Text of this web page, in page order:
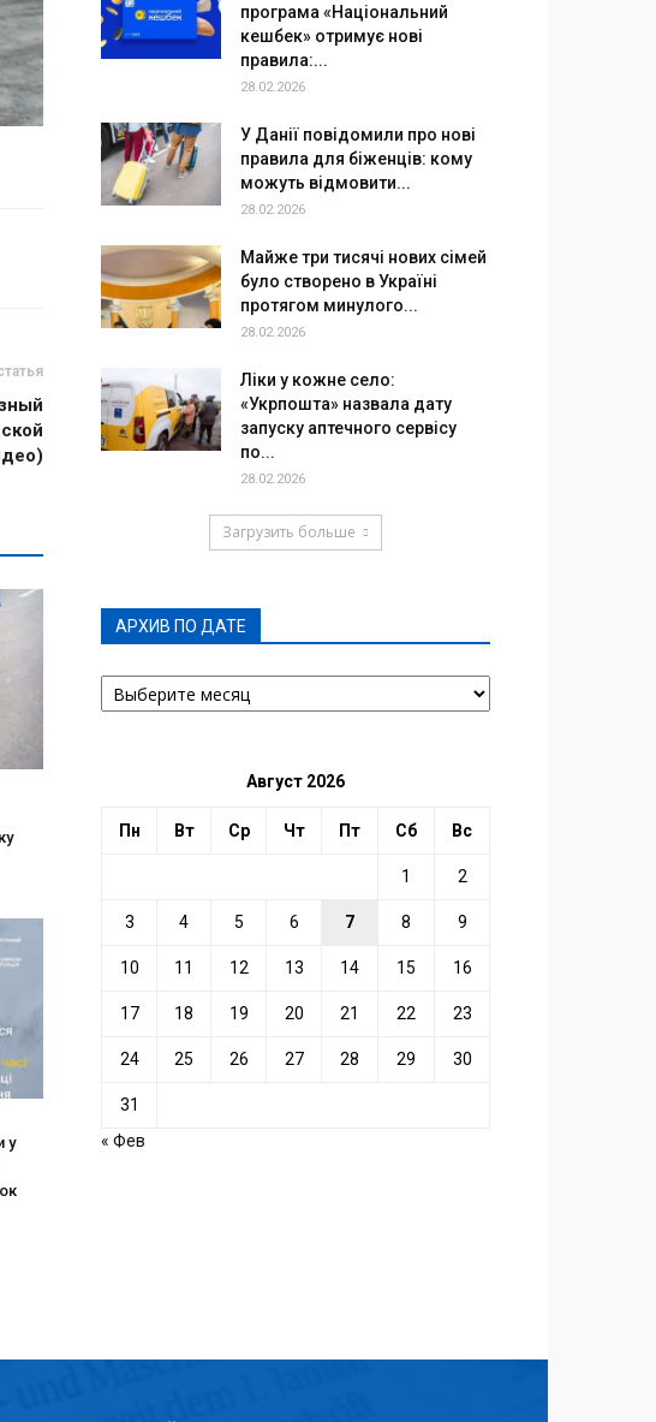
у
програма «Національний
кешбек» отримує нові
правила:...
28.02.2026
У Данії повідомили про нові
правила для біженців: кому
можуть відмовити...
28.02.2026
Майже три тисячі нових сімей
було створено в Україні
протягом минулого...
28.02.2026
Ліки у кожне село:
«Укрпошта» назвала дату
запуску аптечного сервісу
по...
28.02.2026
Загрузить больше
АРХИВ ПО ДАТЕ
АРХИВ
ПО
Август 2026
Пн Вт Ср Чт Пт Сб Вс
1 2
3 4 5 6 7 8 9
10 11 12 13 14 15 16
17 18 19 20 21 22 23
24 25 26 27 28 29 30
31
« Фев